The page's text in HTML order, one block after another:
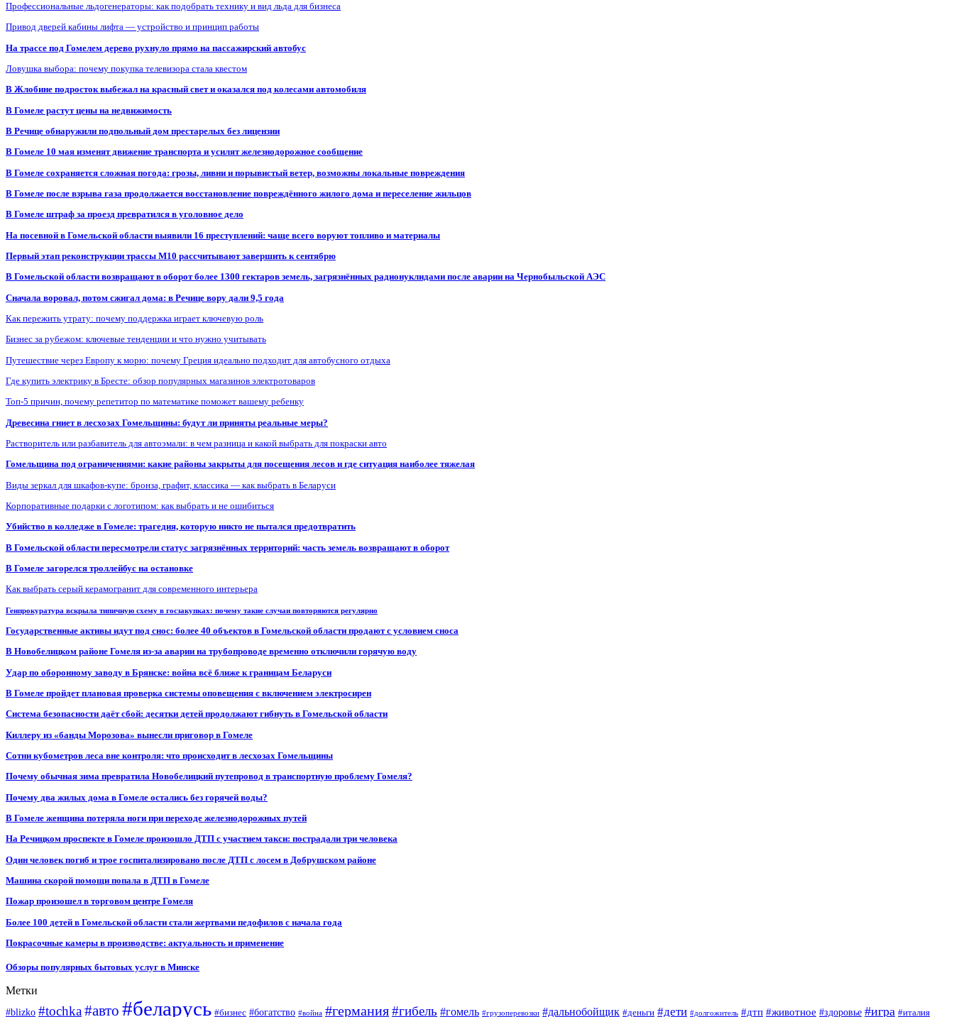
Профессиональные льдогенераторы: как подобрать технику и вид льда для бизнеса
Привод дверей кабины лифта — устройство и принцип работы
На трассе под Гомелем дерево рухнуло прямо на пассажирский автобус
Ловушка выбора: почему покупка телевизора стала квестом
В Жлобине подросток выбежал на красный свет и оказался под колесами автомобиля
В Гомеле растут цены на недвижимость
В Речице обнаружили подпольный дом престарелых без лицензии
В Гомеле 10 мая изменят движение транспорта и усилят железнодорожное сообщение
В Гомеле сохраняется сложная погода: грозы, ливни и порывистый ветер, возможны локальные повреждения
В Гомеле после взрыва газа продолжается восстановление повреждённого жилого дома и переселение жильцов
В Гомеле штраф за проезд превратился в уголовное дело
На посевной в Гомельской области выявили 16 преступлений: чаще всего воруют топливо и материалы
Первый этап реконструкции трассы М10 рассчитывают завершить к сентябрю
В Гомельской области возвращают в оборот более 1300 гектаров земель, загрязнённых радионуклидами после аварии на Чернобыльской АЭС
Сначала воровал, потом сжигал дома: в Речице вору дали 9,5 года
Как пережить утрату: почему поддержка играет ключевую роль
Бизнес за рубежом: ключевые тенденции и что нужно учитывать
Путешествие через Европу к морю: почему Греция идеально подходит для автобусного отдыха
Где купить электрику в Бресте: обзор популярных магазинов электротоваров
Топ-5 причин, почему репетитор по математике поможет вашему ребенку
Древесина гниет в лесхозах Гомельщины: будут ли приняты реальные меры?
Растворитель или разбавитель для автоэмали: в чем разница и какой выбрать для покраски авто
Гомельщина под ограничениями: какие районы закрыты для посещения лесов и где ситуация наиболее тяжелая
Виды зеркал для шкафов-купе: бронза, графит, классика — как выбрать в Беларуси
Корпоративные подарки с логотипом: как выбрать и не ошибиться
Убийство в колледже в Гомеле: трагедия, которую никто не пытался предотвратить
В Гомельской области пересмотрели статус загрязнённых территорий: часть земель возвращают в оборот
В Гомеле загорелся троллейбус на остановке
Как выбрать серый керамогранит для современного интерьера
Генпрокуратура вскрыла типичную схему в госзакупках: почему такие случаи повторяются регулярно
Государственные активы идут под снос: более 40 объектов в Гомельской области продают с условием сноса
В Новобелицком районе Гомеля из-за аварии на трубопроводе временно отключили горячую воду
Удар по оборонному заводу в Брянске: война всё ближе к границам Беларуси
В Гомеле пройдет плановая проверка системы оповещения с включением электросирен
Система безопасности даёт сбой: десятки детей продолжают гибнуть в Гомельской области
Киллеру из «банды Морозова» вынесли приговор в Гомеле
Сотни кубометров леса вне контроля: что происходит в лесхозах Гомельщины
Почему обычная зима превратила Новобелицкий путепровод в транспортную проблему Гомеля?
Почему два жилых дома в Гомеле остались без горячей воды?
В Гомеле женщина потеряла ноги при переходе железнодорожных путей
На Речицком проспекте в Гомеле произошло ДТП с участием такси: пострадали три человека
Один человек погиб и трое госпитализировано после ДТП с лосем в Добрушском районе
Машина скорой помощи попала в ДТП в Гомеле
Пожар произошел в торговом центре Гомеля
Более 100 детей в Гомельской области стали жертвами педофилов с начала года
Покрасочные камеры в производстве: актуальность и применение
Обзоры популярных бытовых услуг в Минске
Метки
#blizko #tochka#авто #беларусь #бизнес #богатство #война #германия#гибель #гомель #грузоперевозки #дальнобойщик #деньги #дети #долгожитель #дтп #животное #здоровье #игра #италия